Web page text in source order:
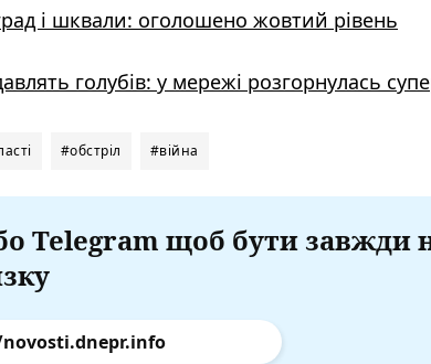
і шквали: оголошено жовтий рівень
голубів: у мережі розгорнулась
#обстріл #війна
Telegram щоб бути завжди